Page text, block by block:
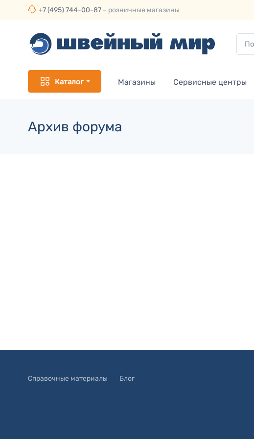
+7 (495) 744-00-87 – розничные магазины
Каталог Магазины Сервисные центры
Архив форума
Справочные материалы Блог